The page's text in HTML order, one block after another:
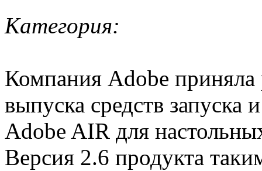
Категория:
Компания Adobe
выпуска средств запуска
Adobe AIR для
Версия 2.6 продукта